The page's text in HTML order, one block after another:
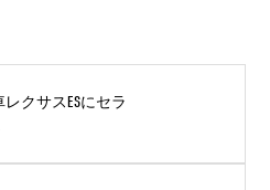
レクサスESにセラ